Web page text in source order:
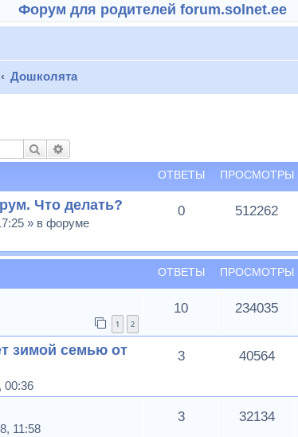
Форум для родителей forum.solnet.ee
Дошколята
Поиск
ОТВЕТЫ ПРОСМОТРЫ
Что делать?
» в форуме
0 512262
ОТВЕТЫ ПРОСМОТРЫ
1 2
10 234035
зимой семью от
00:36
3 40564
11:58
3 32134